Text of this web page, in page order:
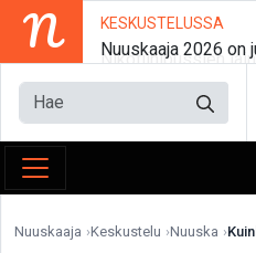
N KESKUSTELUSSA
Nikotiinipussien
Nuuskaaja 2026 on
Nuuskaaja Keskustelu Nuuska